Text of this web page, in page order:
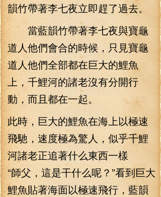
韻竹帶著李七夜立即趕了過去。
當藍韻竹帶著李七夜與寶龜
道人他們會合的時候，只見寶龜
道人他們全部都在巨大的鯉魚
上，千鯉河的諸老沒有分開行
動，而且都在一起。
此時，巨大的鯉魚在海上以極速
飛馳，速度極為驚人，似乎千鯉
河諸老正追著什么東西一樣
“師父，這是干什么呢？”看到巨大
鯉魚貼著海面以極速飛行，藍韻